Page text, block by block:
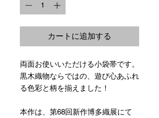
カートに追加する
両面お使いいただける小袋帯です。
黒木織物ならではの、遊び心あふれ
る色彩と柄を揃えました！
本作は、第68回新作博多織展にて